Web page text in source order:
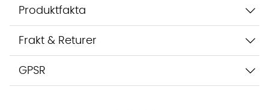
Produktfakta
Frakt & Returer
GPSR